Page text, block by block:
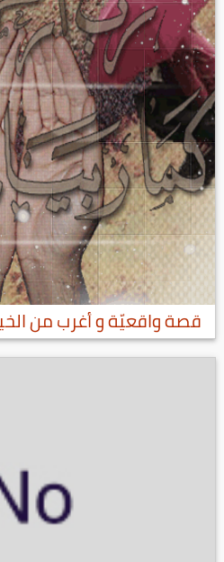
قصة واقعيّة و أغرب من